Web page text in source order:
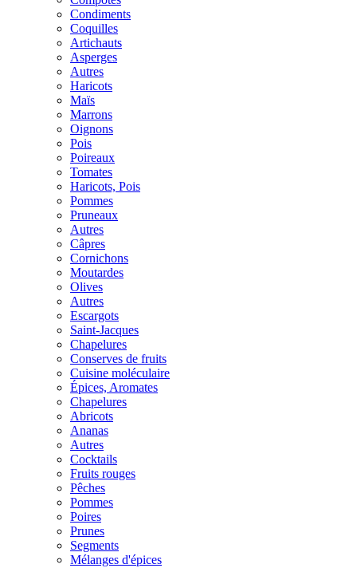
Condiments
Coquilles
Artichauts
Asperges
Autres
Haricots
Maïs
Marrons
Oignons
Pois
Poireaux
Tomates
Haricots, Pois
Pommes
Pruneaux
Autres
Câpres
Cornichons
Moutardes
Olives
Autres
Escargots
Saint-Jacques
Chapelures
Conserves de fruits
Cuisine moléculaire
Épices, Aromates
Chapelures
Abricots
Ananas
Autres
Cocktails
Fruits rouges
Pêches
Pommes
Poires
Prunes
Segments
Mélanges d'épices